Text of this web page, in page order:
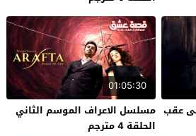
عقب
01:05:30
مسلسل الاعراف الموسم الثاني
الحلقة 4 مترجم